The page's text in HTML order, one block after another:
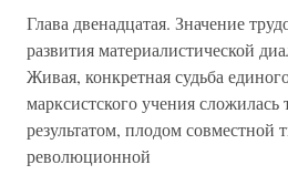
Глава двенадцатая. Значение
развития материалистической
Живая, конкретная судьба
марксистского учения сложилась
результатом, плодом совместной
революционной